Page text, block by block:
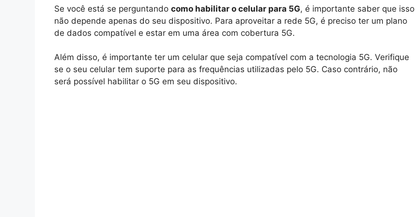
Se você está se perguntando como habilitar o celular para 5G, é importante saber que isso
não depende apenas do seu dispositivo. Para aproveitar a rede 5G, é preciso ter um plano
de dados compatível e estar em uma área com cobertura 5G.
Além disso, é importante ter um celular que seja compatível com a tecnologia 5G. Verifique
se o seu celular tem suporte para as frequências utilizadas pelo 5G. Caso contrário, não
será possível habilitar o 5G em seu dispositivo.